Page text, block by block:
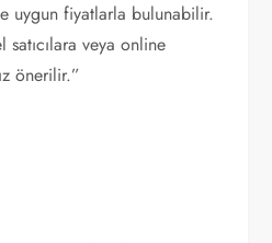
uygun fiyatlarla bulunabilir.
veya online
önerilir.”